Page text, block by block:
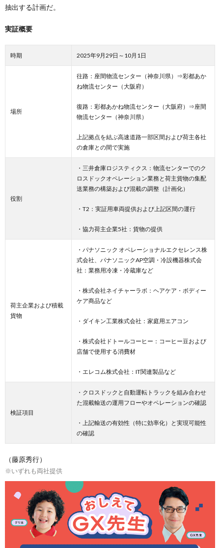
抽出する計画だ。
実証概要
時期 2025年9月29日～10月1日
場所
往路：座間物流センター（神奈川県）⇒彩都あか
ね物流センター（大阪府）
復路：彩都あかね物流センター（大阪府）⇒座間
物流センター（神奈川県）
上記拠点を結ぶ高速道路一部区間および荷主各社
の倉庫との間で実施
役割
・三井倉庫ロジスティクス：物流センターでのク
ロスドックオペレーション業務と荷主貨物の集配
送業務の構築および混載の調整（計画化）
・T2：実証用車両提供および上記区間の運行
・協力荷主企業5社：貨物の提供
荷主企業および積載
貨物
・パナソニック オペレーショナルエクセレンス株
式会社、パナソニックAP空調・冷設機器株式会
社：業務用冷凍・冷蔵庫など
・株式会社ネイチャーラボ：ヘアケア・ボディー
ケア商品など
・ダイキン工業株式会社：家庭用エアコン
・株式会社ドトールコーヒー：コーヒー豆および
店舗で使用する消費材
・エレコム株式会社：IT関連製品など
検証項目
・クロスドックと自動運転トラックを組み合わせ
た混載輸送の運用フローやオペレーションの確認
・上記輸送の有効性（特に効率化）と実現可能性
の確認
（藤原秀行）
※いずれも両社提供